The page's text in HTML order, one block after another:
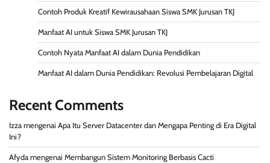
Contoh Produk Kreatif Kewirausahaan Siswa SMK Jurusan TKJ
Manfaat AI untuk Siswa SMK Jurusan TKJ
Contoh Nyata Manfaat AI dalam Dunia Pendidikan
Manfaat AI dalam Dunia Pendidikan: Revolusi Pembelajaran Digital
Recent Comments
Izza mengenai Apa Itu Server Datacenter dan Mengapa Penting di Era Digital
Ini?
Afyda mengenai Membangun Sistem Monitoring Berbasis Cacti